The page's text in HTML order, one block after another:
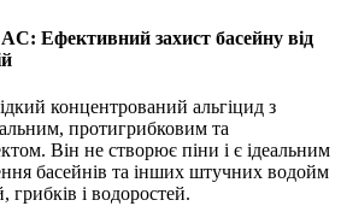
Ефективний захист басейну від
концентрований альгіцид з
протигрибковим та
Він не створює піни і є ідеальним
басейнів та інших штучних водойм
грибків і водоростей.